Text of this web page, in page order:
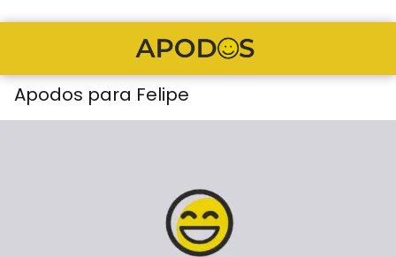
Apodos para Felipe